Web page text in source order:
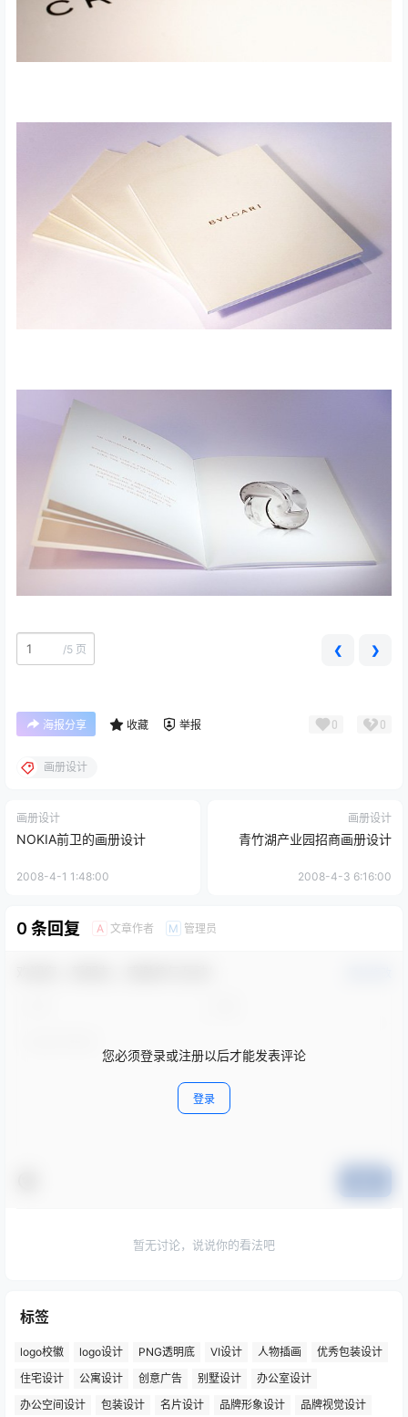
/5 页 ❮ ❯
海报分享 收藏 举报 0 0
画册设计
画册设计
NOKIA前卫的画册设计
2008-4-1 1:48:00
画册设计
青竹湖产业园招商画册设计
2008-4-3 6:16:00
0 条回复 A 文章作者 M 管理员
您必须登录或注册以后才能发表评论
登录
暂无讨论，说说你的看法吧
标签
logo校徽 logo设计 PNG透明底 VI设计 人物插画
优秀包装设计
住宅设计
公寓设计 创意广告 别墅设计
办公室设计
办公空间设计
包装设计 名片设计 品牌形象设计 品牌视觉设计